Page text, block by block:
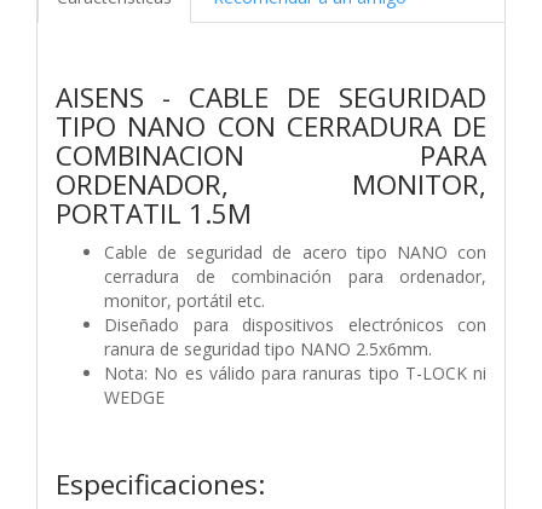
AISENS - CABLE DE SEGURIDAD
TIPO NANO CON CERRADURA DE
COMBINACION PARA
ORDENADOR, MONITOR,
PORTATIL 1.5M
Cable de seguridad de acero tipo NANO con
cerradura de combinación para ordenador,
monitor, portátil etc.
Diseñado para dispositivos electrónicos con
ranura de seguridad tipo NANO 2.5x6mm.
Nota: No es válido para ranuras tipo T-LOCK ni
WEDGE
Especificaciones: